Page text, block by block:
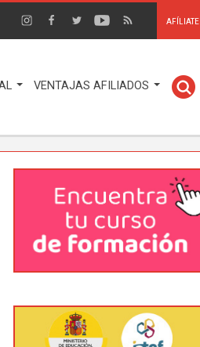
AFÍLIATE
VENTAJAS AFILIADOS